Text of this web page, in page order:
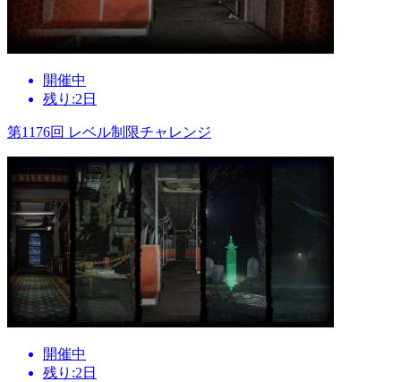
開催中
残り:2日
第1176回 レベル制限チャレンジ
開催中
残り:2日